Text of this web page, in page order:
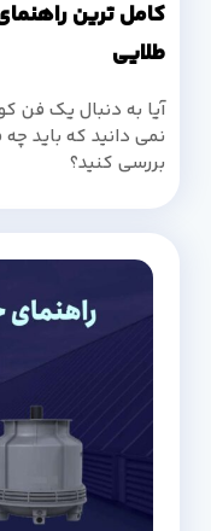
طلایی
آیا به دنبال یک فن
نمی دانید که باید
بررسی کنید؟